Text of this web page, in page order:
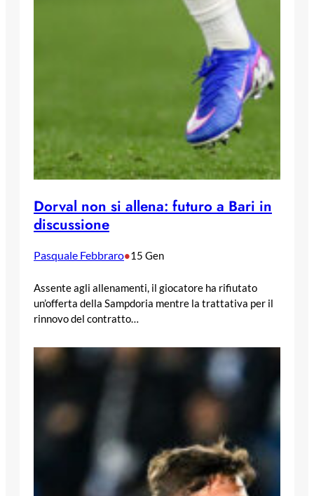
Dorval non si allena: futuro a Bari in
discussione
Pasquale Febbraro•15 Gen
Assente agli allenamenti, il giocatore ha rifiutato
un’offerta della Sampdoria mentre la trattativa per il
rinnovo del contratto…